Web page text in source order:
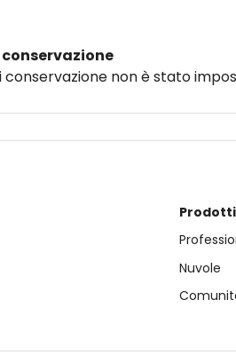
conservazione non è stato
Prodotti
Nuvole